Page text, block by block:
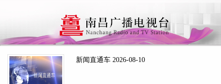
下拉刷新
新闻直通车 2026-08-10